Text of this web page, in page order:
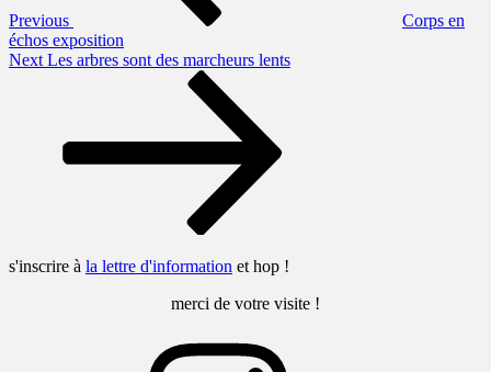
Previous
Corps en
échos exposition
Next
Next Les arbres sont des marcheurs lents
s'inscrire à la lettre d'information et hop !
merci de votre visite !